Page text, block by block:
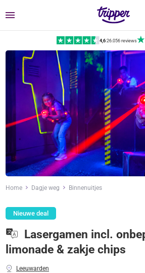
Menu
4,6|26.056 reviews
Home Dagje weg Binnenuitjes
Nieuwe deal
Lasergamen incl.
limonade & zakje chips
Leeuwarden